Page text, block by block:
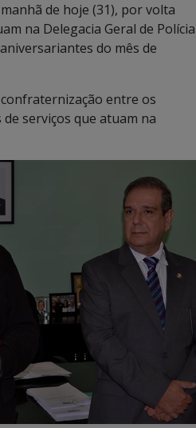
de hoje (31), por volta
na Delegacia Geral de Polícia
do mês de
entre os
serviços que atuam na